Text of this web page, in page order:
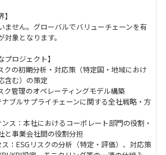
】
ません。グローバルでバリューチェーンを有
対象となります。
プロジェクト】
クの初期分析・対応策（特定国・地域におけ
含む）の策定
ク管理のオペレーティングモデル構築
ブルサプライチェーンに関する全社戦略・方
ス：本社におけるコーポレート部門の役割・
と事業会社間の役割分担
：ESGリスクの分析（特定・評価）、対応策